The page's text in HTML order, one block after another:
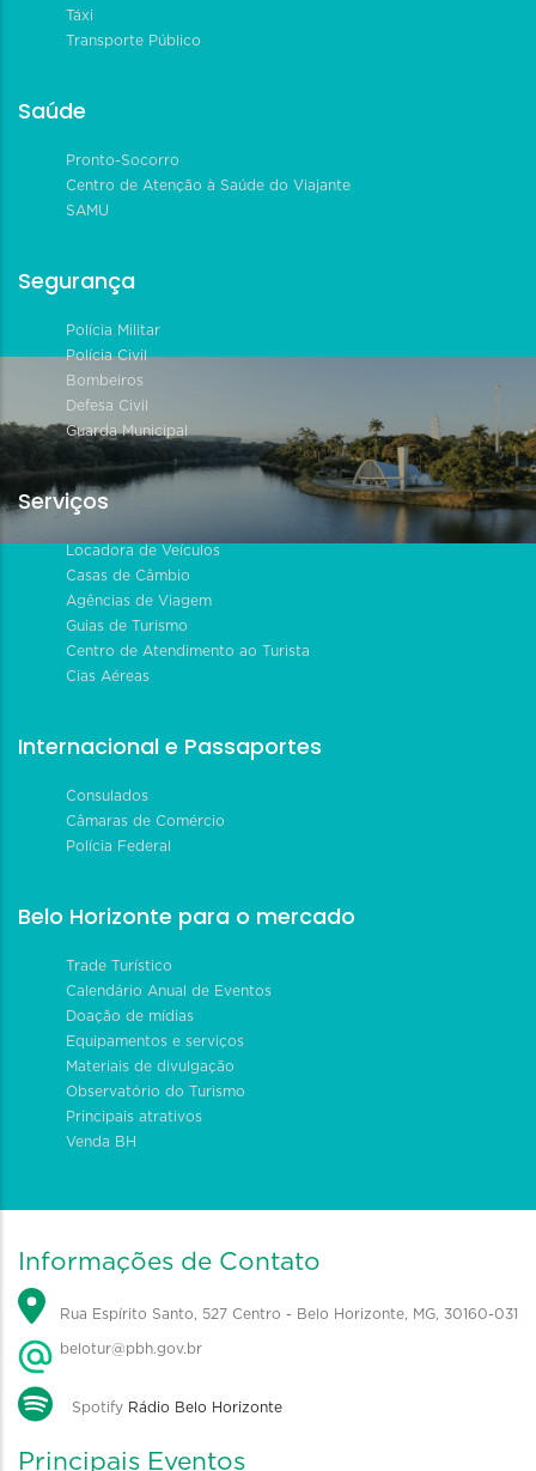
Táxi
Transporte Público
Saúde
Pronto-Socorro
Centro de Atenção à Saúde do Viajante
SAMU
Segurança
Polícia Militar
Polícia Civil
Bombeiros
Defesa Civil
Guarda Municipal
Serviços
Locadora de Veículos
Casas de Câmbio
Agências de Viagem
Guias de Turismo
Centro de Atendimento ao Turista
Cias Aéreas
Internacional e Passaportes
Consulados
Câmaras de Comércio
Polícia Federal
Belo Horizonte para o mercado
Trade Turístico
Calendário Anual de Eventos
Doação de mídias
Equipamentos e serviços
Materiais de divulgação
Observatório do Turismo
Principais atrativos
Venda BH
Informações de Contato
Rua Espírito Santo, 527 Centro - Belo Horizonte, MG, 30160-031
belotur@pbh.gov.br
Spotify Rádio Belo Horizonte
Principais Eventos